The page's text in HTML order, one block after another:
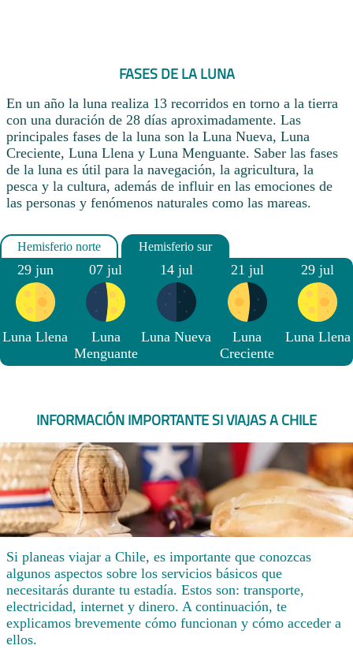
FASES DE LA LUNA
En un año la luna realiza 13 recorridos en torno a la tierra
con una duración de 28 días aproximadamente. Las
principales fases de la luna son la Luna Nueva, Luna
Creciente, Luna Llena y Luna Menguante. Saber las fases
de la luna es útil para la navegación, la agricultura, la
pesca y la cultura, además de influir en las emociones de
las personas y fenómenos naturales como las mareas.
29 jun
Luna Llena
07 jul
Luna
Menguante
14 jul
Luna Nueva
21 jul
Luna
Creciente
29 jul
Luna Llena
INFORMACIÓN IMPORTANTE SI VIAJAS A CHILE
Si planeas viajar a Chile, es importante que conozcas
algunos aspectos sobre los servicios básicos que
necesitarás durante tu estadía. Estos son: transporte,
electricidad, internet y dinero. A continuación, te
explicamos brevemente cómo funcionan y cómo acceder a
ellos.